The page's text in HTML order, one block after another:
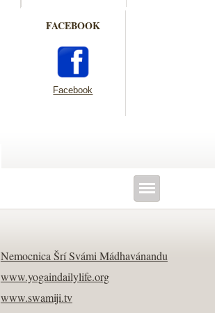
FACEBOOK
Facebook
Nemocnica Šrí Svámi Mádhavánandu
www.yogaindailylife.org
www.swamiji.tv